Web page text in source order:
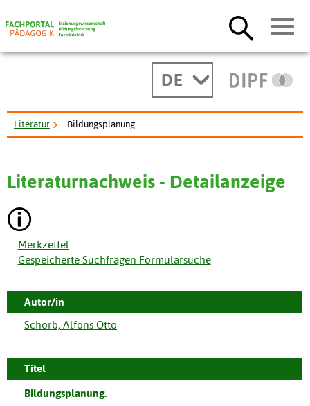
DE
Literatur Bildungsplanung.
Literaturnachweis - Detailanzeige
Merkzettel
Gespeicherte Suchfragen Formularsuche
Autor/in
Schorb, Alfons Otto
Titel
Bildungsplanung.